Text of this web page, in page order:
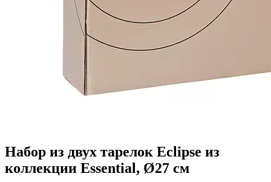
Набор из двух тарелок Eclipse из
коллекции Essential, Ø27 см